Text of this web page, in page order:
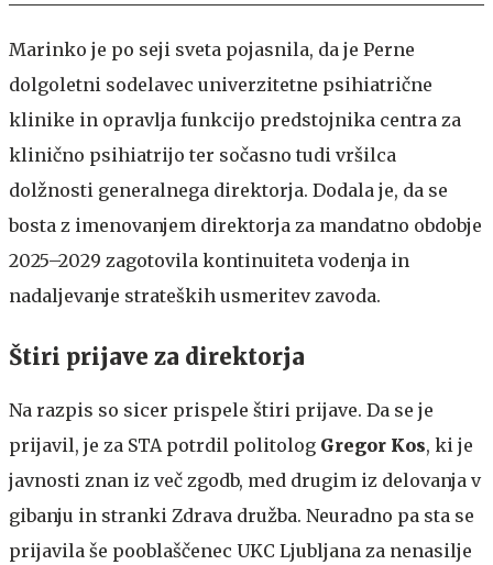
Marinko je po seji sveta pojasnila, da je Perne
dolgoletni sodelavec univerzitetne psihiatrične
klinike in opravlja funkcijo predstojnika centra za
klinično psihiatrijo ter sočasno tudi vršilca
dolžnosti generalnega direktorja. Dodala je, da se
bosta z imenovanjem direktorja za mandatno obdobje
2025–2029 zagotovila kontinuiteta vodenja in
nadaljevanje strateških usmeritev zavoda.
Štiri prijave za direktorja
Na razpis so sicer prispele štiri prijave. Da se je
prijavil, je za STA potrdil politolog Gregor Kos, ki je
javnosti znan iz več zgodb, med drugim iz delovanja v
gibanju in stranki Zdrava družba. Neuradno pa sta se
prijavila še pooblaščenec UKC Ljubljana za nenasilje